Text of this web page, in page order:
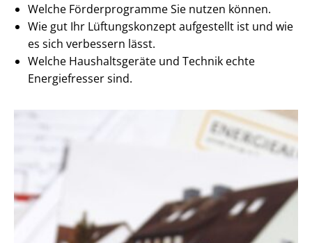
Welche Förderprogramme Sie nutzen können.
Wie gut Ihr Lüftungskonzept aufgestellt ist und wie
es sich verbessern lässt.
Welche Haushaltsgeräte und Technik echte
Energiefresser sind.